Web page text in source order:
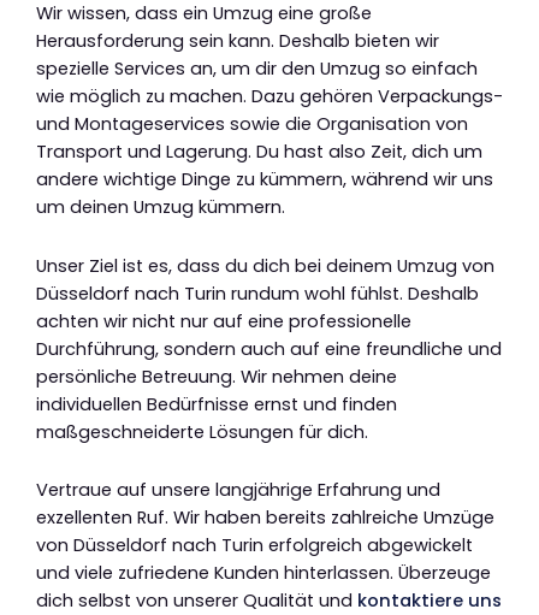
Wir wissen, dass ein Umzug eine große
Herausforderung sein kann. Deshalb bieten wir
spezielle Services an, um dir den Umzug so einfach
wie möglich zu machen. Dazu gehören Verpackungs-
und Montageservices sowie die Organisation von
Transport und Lagerung. Du hast also Zeit, dich um
andere wichtige Dinge zu kümmern, während wir uns
um deinen Umzug kümmern.
Unser Ziel ist es, dass du dich bei deinem Umzug von
Düsseldorf nach Turin rundum wohl fühlst. Deshalb
achten wir nicht nur auf eine professionelle
Durchführung, sondern auch auf eine freundliche und
persönliche Betreuung. Wir nehmen deine
individuellen Bedürfnisse ernst und finden
maßgeschneiderte Lösungen für dich.
Vertraue auf unsere langjährige Erfahrung und
exzellenten Ruf. Wir haben bereits zahlreiche Umzüge
von Düsseldorf nach Turin erfolgreich abgewickelt
und viele zufriedene Kunden hinterlassen. Überzeuge
dich selbst von unserer Qualität und kontaktiere uns